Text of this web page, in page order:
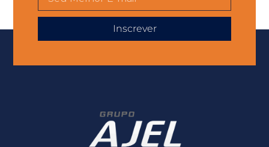
Inscrever